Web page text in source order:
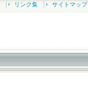
リンク集 サイトマップ